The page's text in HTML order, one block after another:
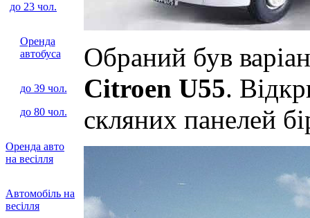
до 23 чол.
Оренда
автобуса
до 39 чол.
до 80 чол.
Оренда авто
на весілля
Автомобіль на
весілля
Обраний був
Citroen U55.
скляних панелей